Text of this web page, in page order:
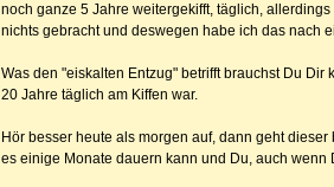
noch ganze 5 Jahre weitergekifft, täglich,
nichts gebracht und deswegen habe ich das nach
Was den "eiskalten Entzug" betrifft brauchst Du
20 Jahre täglich am Kiffen war.
Hör besser heute als morgen auf, dann geht
es einige Monate dauern kann und Du, auch